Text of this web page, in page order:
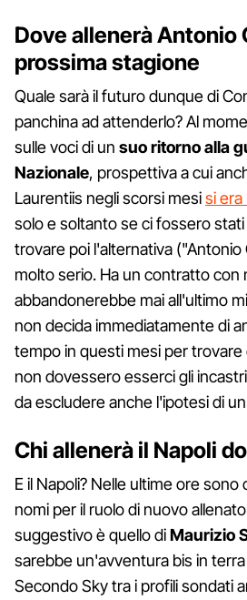
Dove allenerà Antonio
prossima stagione
Quale sarà il futuro dunque di
panchina ad attenderlo? Al
sulle voci di un suo ritorno alla
Nazionale, prospettiva a cui
Laurentiis negli scorsi mesisi
solo e soltanto se ci fossero
trovare poi l'alternativa
molto serio. Ha un contratto con
abbandonerebbe mai all'ultimo
non decida immediatamente di
tempo in questi mesi per trovare
non dovessero esserci gli
da escludere anche l'ipotesi di un
Chi allenerà il Napoli
E il Napoli? Nelle ultime ore sono
nomi per il ruolo di nuovo
suggestivo è quello diMaurizio
sarebbe un'avventura bis in
Secondo Sky tra i profili sondati